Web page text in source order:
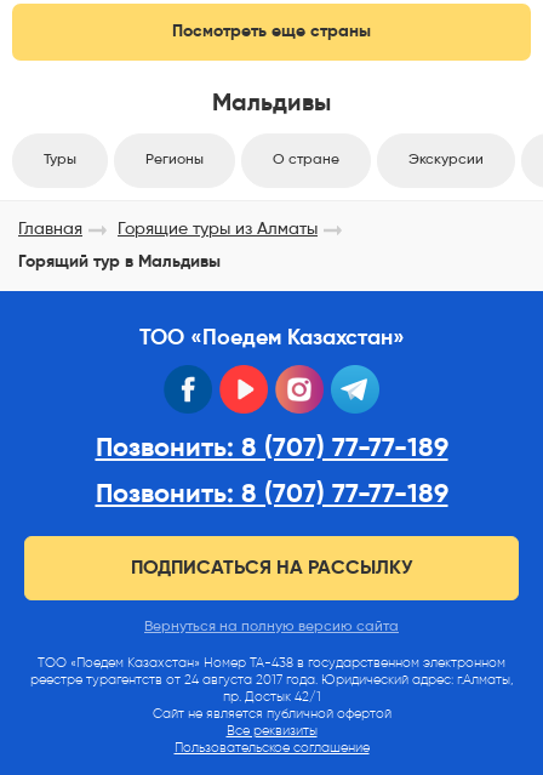
Посмотреть еще страны
Мальдивы
Туры Регионы О стране Экскурсии
Главная
Горящие туры из Алматы
Горящий тур в Мальдивы
ТОО «Поедем Казахстан»
facebook youtube instagram
Позвонить: 8 (707) 77-77-189
Позвонить: 8 (707) 77-77-189
ПОДПИСАТЬСЯ НА РАССЫЛКУ
Вернуться на полную версию сайта
ТОО «Поедем Казахстан» Номер ТА-438 в государственном электронном
реестре турагентств от 24 августа 2017 года. Юридический адрес: г.Алматы,
пр. Достык 42/1
Сайт не является публичной офертой
Все реквизиты
Пользовательское соглашение